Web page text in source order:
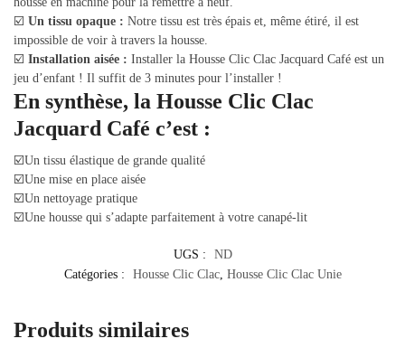
☑️ Un tissu opaque : Notre tissu est très épais et, même étiré, il est
impossible de voir à travers la housse.
☑️ Installation aisée : Installer la Housse Clic Clac Jacquard Café est un
jeu d’enfant ! Il suffit de 3 minutes pour l’installer !
En synthèse, la Housse Clic Clac
Jacquard Café c’est :
☑️Un tissu élastique de grande qualité
☑️Une mise en place aisée
☑️Un nettoyage pratique
☑️Une housse qui s’adapte parfaitement à votre canapé-lit
UGS :
ND
Catégories :
Housse Clic Clac, Housse Clic Clac Unie
Produits similaires